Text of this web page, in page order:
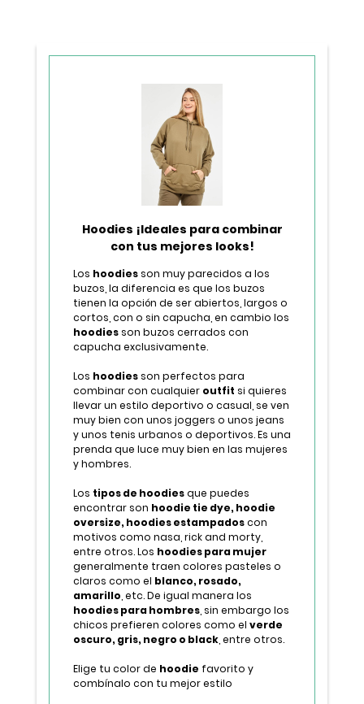
Hoodies ¡Ideales para combinar
con tus mejores looks!
Los hoodies son muy parecidos a los
buzos, la diferencia es que los buzos
tienen la opción de ser abiertos, largos o
cortos, con o sin capucha, en cambio los
hoodies son buzos cerrados con
capucha exclusivamente.
Los hoodies son perfectos para
combinar con cualquier outfit si quieres
llevar un estilo deportivo o casual, se ven
muy bien con unos joggers o unos jeans
y unos tenis urbanos o deportivos. Es una
prenda que luce muy bien en las mujeres
y hombres.
Los tipos de hoodiesque puedes
encontrar son hoodie tie dye, hoodie
oversize, hoodies estampadoscon
motivos como nasa, rick and morty,
entre otros. Los hoodies para mujer
generalmente traen colores pasteles o
claros como el blanco, rosado,
amarillo , etc. De igual manera los
hoodies para hombres , sin embargo los
chicos prefieren colores como el verde
oscuro, gris, negro o black , entre otros.
Elige tu color de hoodie favorito y
combínalo con tu mejor estilo